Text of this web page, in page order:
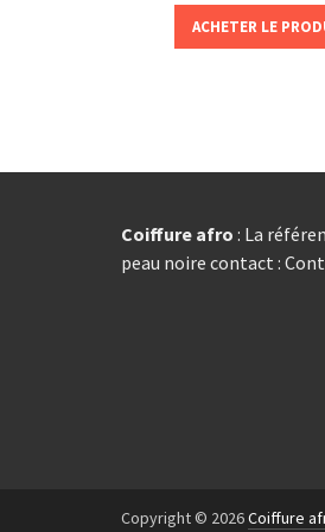
ACHETER LE
Coiffure afro : La
peau noire contact :
Copyright © 2026Coiffure